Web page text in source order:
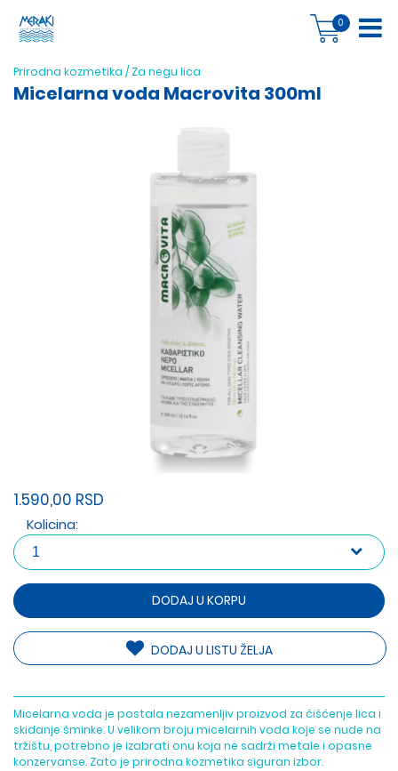
0
Prirodna kozmetika / Za negu lica
Micelarna voda Macrovita 300ml
1.590,00 RSD
Kolicina:
DODAJ U KORPU
DODAJ U LISTU ŽELJA
Micelarna voda je postala nezamenljiv proizvod za čišćenje lica i
skidanje šminke. U velikom broju micelarnih voda koje se nude na
tržištu, potrebno je izabrati onu koja ne sadrži metale i opasne
konzervanse. Zato je prirodna kozmetika siguran izbor.